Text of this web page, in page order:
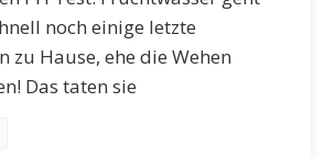
noch einige letzte
zu Hause, ehe die Wehen
Das taten sie